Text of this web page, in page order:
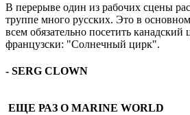
В перерыве один из рабочих сцены
труппе много русских. Это в
всем обязательно посетить
французски: "Солнечный цирк".
- SERG CLOWN
ЕЩЕ РАЗ О MARINE WORLD